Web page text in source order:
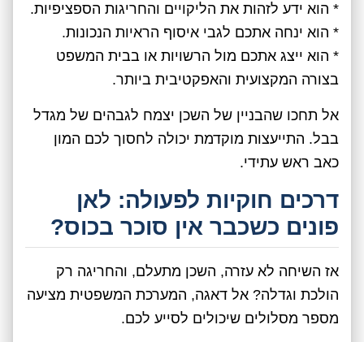
* הוא ידע לזהות את הליקויים והחריגות הספציפיות.
* הוא ינחה אתכם לגבי איסוף הראיות הנכונות.
* הוא ייצג אתכם מול הרשויות או בבית המשפט
בצורה המקצועית והאפקטיבית ביותר.
אל תחכו שהבניין של השכן יצמח לגבהים של מגדל
בבל. התייעצות מוקדמת יכולה לחסוך לכם המון
כאב ראש עתידי.
דרכים חוקיות לפעולה: לאן
פונים כשכבר אין סוכר בכוס?
אז השיחה לא עזרה, השכן מתעלם, והחריגה רק
הולכת וגדלה? אל דאגה, המערכת המשפטית מציעה
מספר מסלולים שיכולים לסייע לכם.